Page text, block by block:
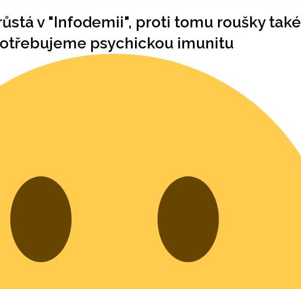
v "Infodemii", proti tomu roušky také
psychickou imunitu